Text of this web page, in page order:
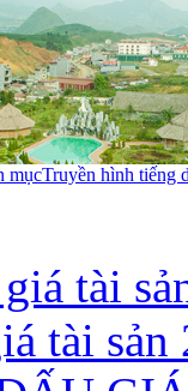
mụcTruyền hình tiếng
tài
tài